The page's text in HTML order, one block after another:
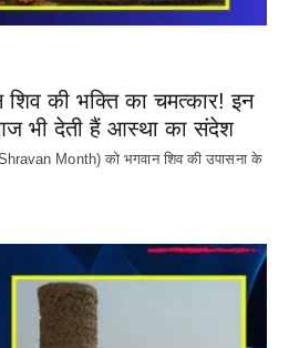
की भक्ति का चमत्कार! इन
भी देती हैं आस्था का संदेश
Month) को भगवान शिव की उपासना के